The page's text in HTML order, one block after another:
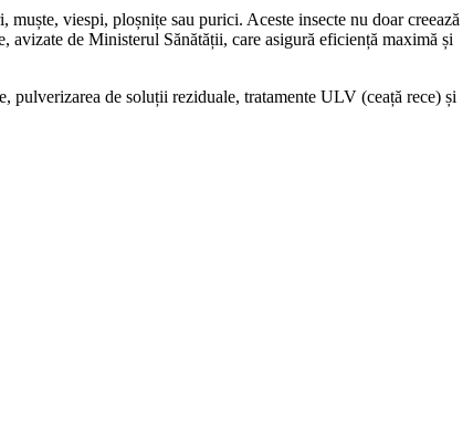
viespi, ploșnițe sau purici. Aceste insecte nu doar creează
de Ministerul Sănătății, care asigură eficiență maximă și
de soluții reziduale, tratamente ULV (ceață rece) și